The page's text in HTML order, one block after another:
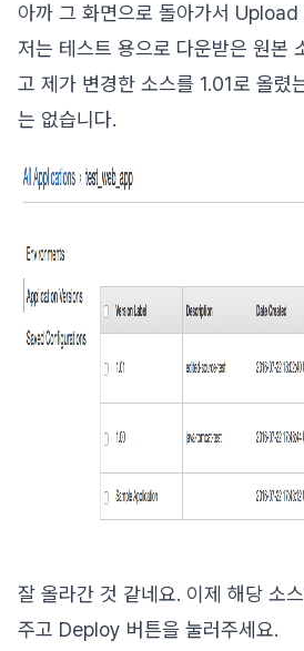
아까 그 화면으로 돌아가서 Upload
저는 테스트 용으로 다운받은 원본
고 제가 변경한 소스를 1.01로 올렸
는 없습니다.
잘 올라간 것 같네요. 이제 해당 소
주고 Deploy 버튼을 눌러주세요.